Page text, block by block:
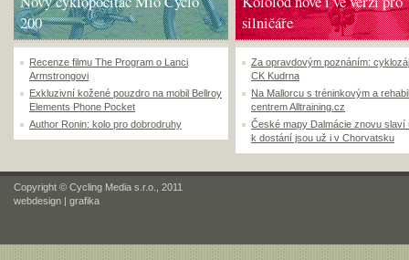
200
Recenze filmu The Program o Lanci
Armstrongovi
Exkluzivní kožené pouzdro na mobil Bellroy
Elements Phone Pocket
Author Ronin: kolo pro dobrodruhy
silničáře
Za opravdovým poznáním:
CK Kudrna
Na Mallorcu s tréninkovým a
centrem Alltraining.cz
České mapy Dalmácie znovu slaví
k dostání jsou už i v Chorvatsku
Copyright © Cycling Media s.r.o., 2011
webdesign | grafika